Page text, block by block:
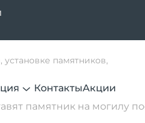
памятников,
КонтактыАкции
памятник на могилу